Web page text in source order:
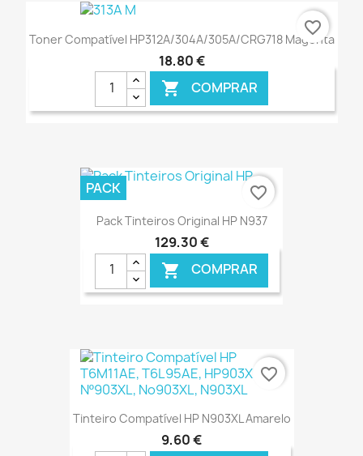
€ ONLINE
Toner Compatível HP312A/304A/305A/CRG718 Magenta
18,80 €
 COMPRAR
favorite_border
Pack Tinteiros Original HP N937
129,30 €
 COMPRAR
€ ONLINE
PACK favorite_border
Tinteiro Compatível HP N903XL Amarelo
9,60 €
favorite_border